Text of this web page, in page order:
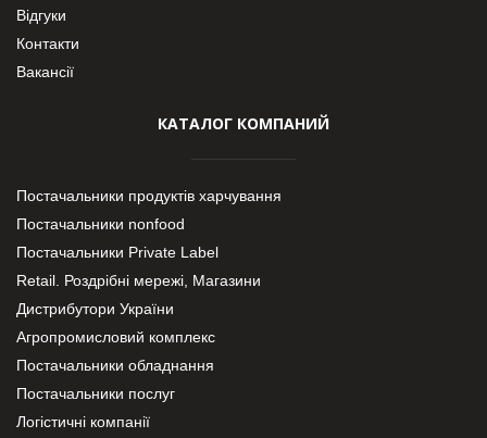
Відгуки
Контакти
Вакансії
КАТАЛОГ КОМПАНИЙ
Постачальники продуктів харчування
Постачальники nonfood
Постачальники Private Label
Retail. Роздрібні мережі, Магазини
Дистрибутори України
Агропромисловий комплекс
Постачальники обладнання
Постачальники послуг
Логістичні компанії